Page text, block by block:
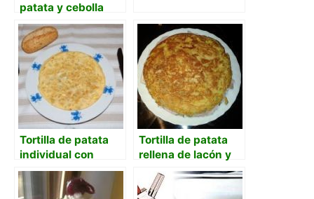
patata y cebolla
Tortilla de patata
individual con
cebolla
Tortilla de patata
rellena de lacón y
queso